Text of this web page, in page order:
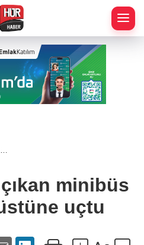
minibüs
uçtu